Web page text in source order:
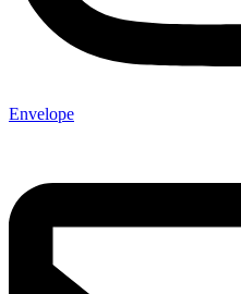
Envelope